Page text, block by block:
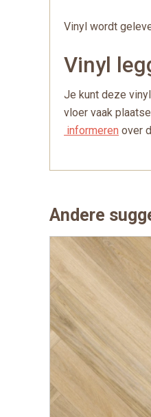
Vinyl wordt
Vinyl
Je kunt deze
vloer vaak
informeren over
Andere